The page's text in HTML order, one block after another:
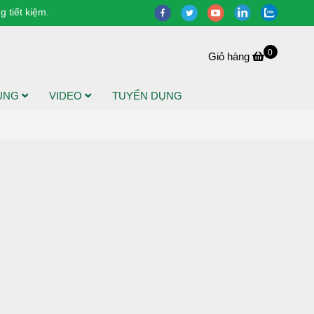
tiết kiệm.
Giỏ hàng 0
VIDEO TUYỂN DỤNG